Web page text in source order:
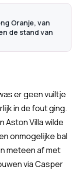
Oranje, van
de stand van
er geen vuiltje
in de fout ging.
Aston Villa wilde
onmogelijke bal
meteen af met
via Casper